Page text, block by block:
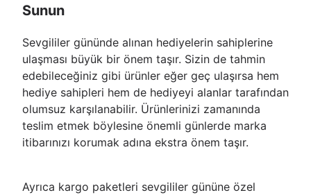
Sunun
Sevgililer gününde alınan hediyelerin sahiplerine
ulaşması büyük bir önem taşır. Sizin de tahmin
edebileceğiniz gibi ürünler eğer geç ulaşırsa hem
hediye sahipleri hem de hediyeyi alanlar tarafından
olumsuz karşılanabilir. Ürünlerinizi zamanında
teslim etmek böylesine önemli günlerde marka
itibarınızı korumak adına ekstra önem taşır.
Ayrıca kargo paketleri sevgililer gününe özel